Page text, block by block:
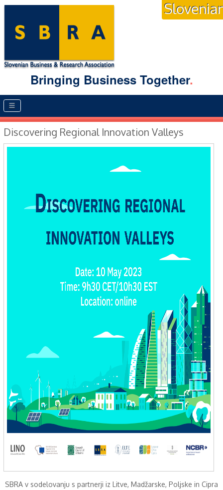
Bringing Business Together.
Main menu
Discovering Regional Innovation Valleys
SBRA v sodelovanju s partnerji iz Litve, Madžarske, Poljske in Cipra